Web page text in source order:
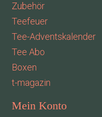
Zubehör
Teefeuer
Tee-Adventskalender
Tee Abo
Boxen
t-magazin
Mein Konto